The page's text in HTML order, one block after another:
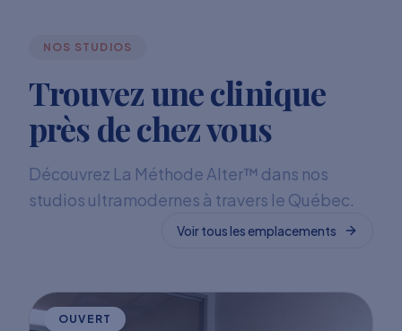
NOS STUDIOS
Trouvez une clinique
près de chez vous
Découvrez La Méthode Alter™ dans nos
studios ultramodernes à travers le Québec.
Voir tous les emplacements
OUVERT